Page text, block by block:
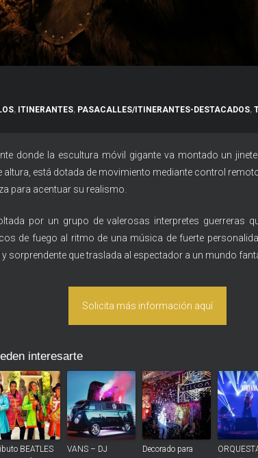
, ITINERANTES, PASACALLES/ITINERANTES-DESTACADOS,
donde la escultura móvil gigante va montado un
altura, está dotada de movimiento mediante control
para acentuar su realismo.
por un grupo de valerosas interpretes guerreras
de fuego al ritmo de una música de fuerte
sorprendente que traslada al espectador a un mundo
Solicita más información aquí
interesarte
BEATLES
VANS – DJ
Decorado para